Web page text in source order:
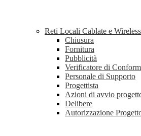
Reti Locali Cablate e
Chiusura
Fornitura
Pubblicità
Verificatore di
Personale di Supporto
Progettista
Azioni di avvio
Delibere
Autorizzazione